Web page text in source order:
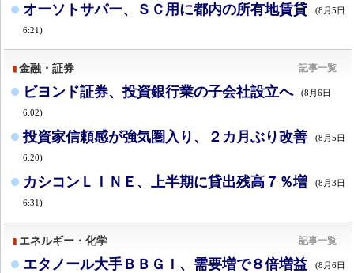
オーソトサパー、ＳＣ用に都内の所有地賃貸 (8月5日
6:21)
金融・証券 記事一覧
ビヨンド証券、投資銀行業の子会社設立へ (8月6日
6:02)
投資家信頼感が強気圏入り、２カ月ぶり改善 (8月5日
6:20)
カシコンＬＩＮＥ、上半期に貸出残高７％増 (8月3日
6:31)
エネルギー・化学 記事一覧
エタノール大手ＢＢＧＩ、需要増で８倍増益 (8月6日